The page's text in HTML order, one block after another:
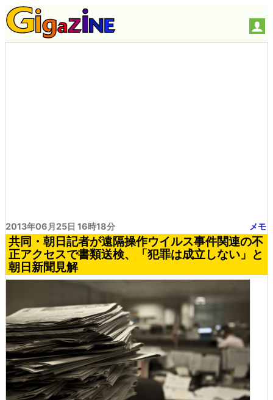
2013年06月25日 16時18分 メモ
共同・朝日記者が遠隔操作ウイルス事件関連の不
正アクセスで書類送検、「犯罪は成立しない」と
朝日新聞見解